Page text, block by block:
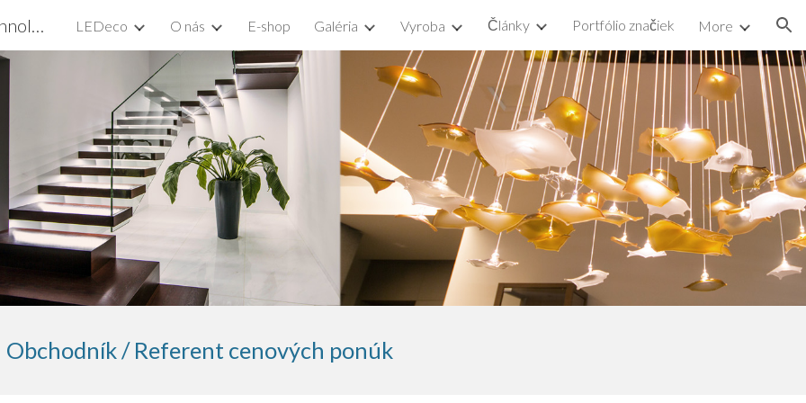
to main content Skip to navigation
LEDeco - Outstanding Lighting Technologies LEDeco O nás E-shop Galéria Vyroba Články Portfólio značiek More
Obchodník / Referent cenových ponúk